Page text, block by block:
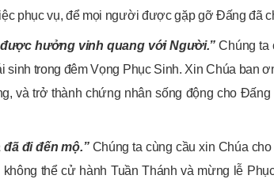
phục vụ, để mọi người được gặp gỡ Đấng đã
hưởng vinh quang với Người.” Chúng ta
trong đêm Vọng Phục Sinh. Xin Chúa ban
và trở thành chứng nhân sống động cho
đã đi đến mộ.”Chúng ta cùng cầu xin Chúa
thể cử hành Tuần Thánh và mừng lễ